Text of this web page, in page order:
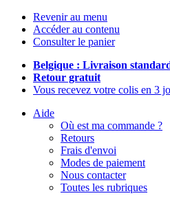
Revenir au menu
Accéder au contenu
Consulter le panier
Belgique : Livraison
Retour gratuit
Vous recevez votre colis en 3
Aide
Où est ma commande ?
Retours
Frais d'envoi
Modes de paiement
Nous contacter
Toutes les rubriques